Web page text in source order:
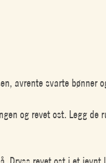
avrente svarte bønner
og revet ost. Legg